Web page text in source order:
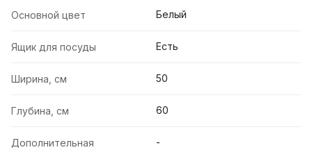
Основной цвет Белый
Ящик для посуды Есть
Ширина, см 50
Глубина, см 60
Дополнительная
-